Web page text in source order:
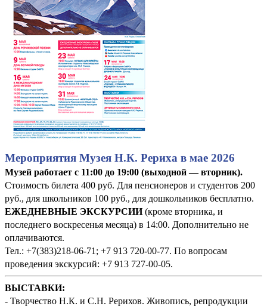
Мероприятия Музея Н.К. Рериха в мае 2026
Музей работает с 11:00 до 19:00 (выходной — вторник).
Стоимость билета 400 руб. Для пенсионеров и студентов 200
руб., для школьников 100 руб., для дошкольников бесплатно.
ЕЖЕДНЕВНЫЕ ЭКСКУРСИИ(кроме вторника, и
последнего воскресенья месяца) в 14:00. Дополнительно не
оплачиваются.
Тел.: +7(383)218-06-71; +7 913 720-00-77. По вопросам
проведения экскурсий: +7 913 727-00-05.
ВЫСТАВКИ:
- Творчество Н.К. и С.Н. Рерихов. Живопись, репродукции